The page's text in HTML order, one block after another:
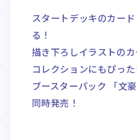
スタートデッキのカー
る！
描き下ろしイラストの
コレクションにもぴっ
ブースターパック 「文
同時発売！